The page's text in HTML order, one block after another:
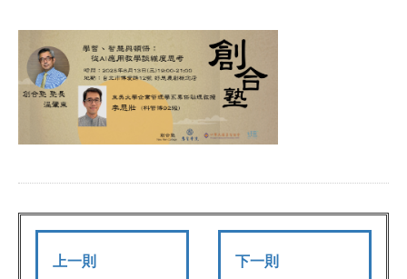
上一則 下一則